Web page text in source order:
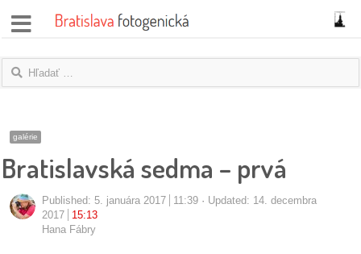
správy
názory
blogy
rozhovory
galérie
Bratislavská sedma – prvá
Published: 5. januára 2017 11:39
Updated: 14. decembra
2017
15:13
Hana Fábry